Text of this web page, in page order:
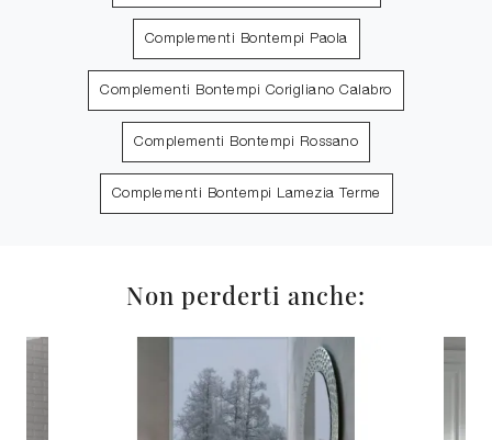
Complementi Bontempi Paola
Complementi Bontempi Corigliano Calabro
Complementi Bontempi Rossano
Complementi Bontempi Lamezia Terme
Non perderti anche: